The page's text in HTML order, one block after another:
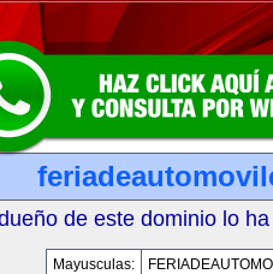
de este dominio lo
Mayusculas: